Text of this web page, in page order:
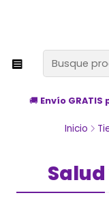
🚚 Envío
Inicio